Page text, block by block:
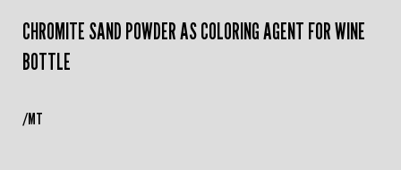
CHROMITE SAND POWDER AS COLORING AGENT FOR WINE
BOTTLE
/MT